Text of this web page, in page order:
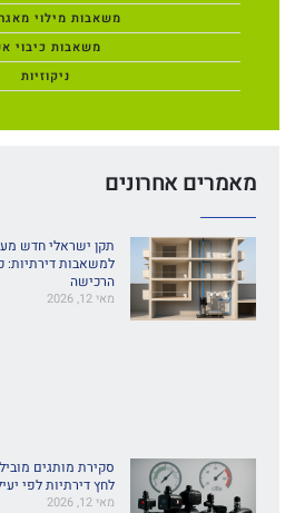
משאבות מילוי
משאבות כיבוי
ניקוזיות
מאמרים אחרונים
תקן ישראלי חדש
למשאבות דירתיות:
הרכישה
מאי 12, 2026
סקירת מותגים
לחץ דירתיות לפי
מאי 12, 2026